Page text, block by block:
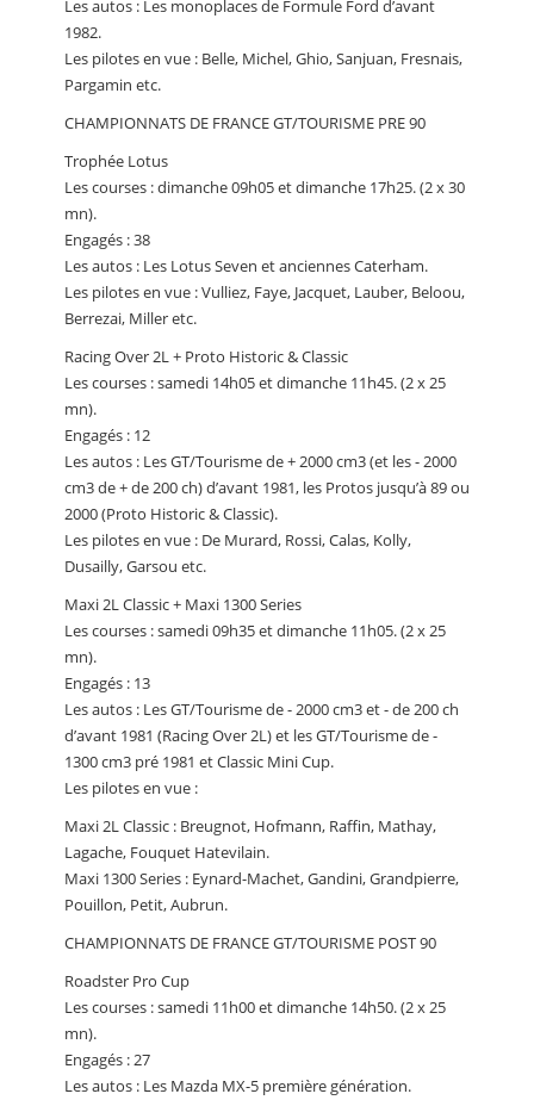
Les autos : Les monoplaces de Formule Ford d’avant
1982.
Les pilotes en vue : Belle, Michel, Ghio, Sanjuan, Fresnais,
Pargamin etc.
CHAMPIONNATS DE FRANCE GT/TOURISME PRE 90
Trophée Lotus
Les courses : dimanche 09h05 et dimanche 17h25. (2 x 30
mn).
Engagés : 38
Les autos : Les Lotus Seven et anciennes Caterham.
Les pilotes en vue : Vulliez, Faye, Jacquet, Lauber, Beloou,
Berrezai, Miller etc.
Racing Over 2L + Proto Historic & Classic
Les courses : samedi 14h05 et dimanche 11h45. (2 x 25
mn).
Engagés : 12
Les autos : Les GT/Tourisme de + 2000 cm3 (et les - 2000
cm3 de + de 200 ch) d’avant 1981, les Protos jusqu’à 89 ou
2000 (Proto Historic & Classic).
Les pilotes en vue : De Murard, Rossi, Calas, Kolly,
Dusailly, Garsou etc.
Maxi 2L Classic + Maxi 1300 Series
Les courses : samedi 09h35 et dimanche 11h05. (2 x 25
mn).
Engagés : 13
Les autos : Les GT/Tourisme de - 2000 cm3 et - de 200 ch
d’avant 1981 (Racing Over 2L) et les GT/Tourisme de -
1300 cm3 pré 1981 et Classic Mini Cup.
Les pilotes en vue :
Maxi 2L Classic : Breugnot, Hofmann, Raffin, Mathay,
Lagache, Fouquet Hatevilain.
Maxi 1300 Series : Eynard-Machet, Gandini, Grandpierre,
Pouillon, Petit, Aubrun.
CHAMPIONNATS DE FRANCE GT/TOURISME POST 90
Roadster Pro Cup
Les courses : samedi 11h00 et dimanche 14h50. (2 x 25
mn).
Engagés : 27
Les autos : Les Mazda MX-5 première génération.